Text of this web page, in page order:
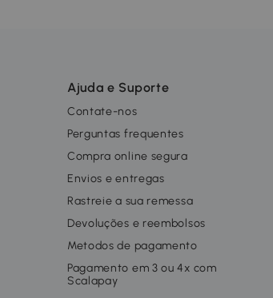
Ajuda e Suporte
Contate-nos
Perguntas frequentes
Compra online segura
Envios e entregas
Rastreie a sua remessa
Devoluções e reembolsos
Metodos de pagamento
Pagamento em 3 ou 4x com
Scalapay